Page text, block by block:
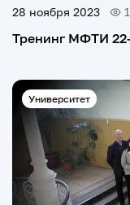
28 ноября 2023
Тренинг МФТИ
Университет